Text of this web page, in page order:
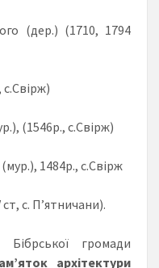
(дер.) (1710, 1794
(1546р., с.Свірж)
1484р., с.Свірж
с. П’ятничани).
громади
архітектури